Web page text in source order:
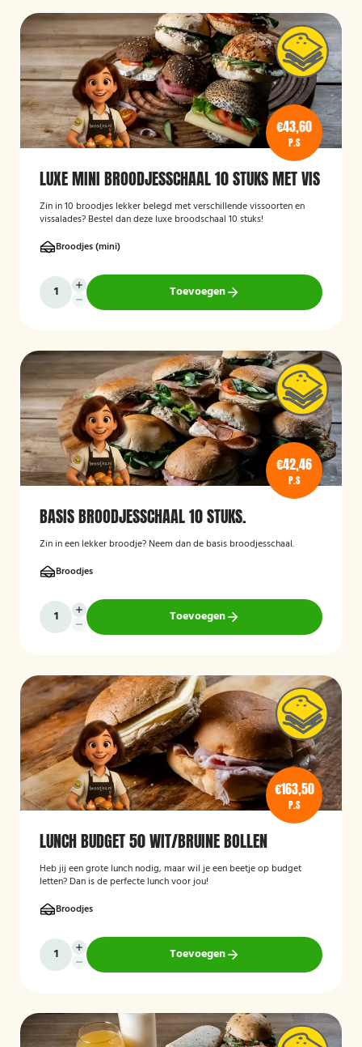
€43,60
P.S
LUXE MINI BROODJESSCHAAL 10 STUKS MET VIS
Zin in 10 broodjes lekker belegd met verschillende vissoorten en
vissalades? Bestel dan deze luxe broodschaal 10 stuks!
Broodjes (mini)
Toevoegen
€42,46
P.S
BASIS BROODJESSCHAAL 10 STUKS.
Zin in een lekker broodje? Neem dan de basis broodjesschaal.
Broodjes
Toevoegen
€163,50
P.S
LUNCH BUDGET 50 WIT/BRUINE BOLLEN
Heb jij een grote lunch nodig, maar wil je een beetje op budget
letten? Dan is de perfecte lunch voor jou!
Broodjes
Toevoegen